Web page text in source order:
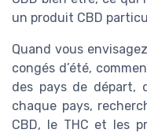
un produit CBD
Quand vous
congés d’été,
des pays de départ,
chaque pays,
CBD, le THC et les